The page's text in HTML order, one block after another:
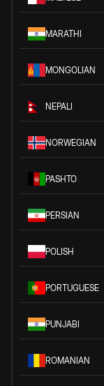
MARATHI
MONGOLIAN
NEPALI
NORWEGIAN
PASHTO
PERSIAN
POLISH
PORTUGUESE
PUNJABI
ROMANIAN